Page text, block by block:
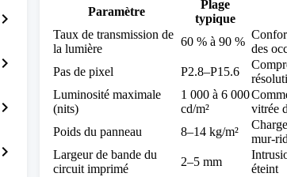
chevron_right
chevron_right
chevron_right
chevron_right
Paramètre
Plage
typique
Taux de transmission de
la lumière
60 % à 90 %
des
Pas de pixel
P2.8–P15.6
Luminosité maximale
(nits)
1 000 à 6 000
cd/m²
vitrée
Poids du panneau
8–14 kg/m²
mur-
Largeur de bande du
circuit imprimé
2–5 mm
éteint